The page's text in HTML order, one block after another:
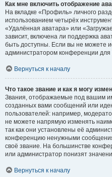
Как мне включить отображение
На вкладке «Профиль» личного
использованием четырёх
«Удалённая аватара» или
зависит, включена ли поддержка
быть доступны. Если вы не можете
администратором конференции
Вернуться к началу
Что такое звание и как я могу
Звания, отображаемые под вашим
созданных вами сообщений или
пользователей: например,
не можете напрямую изменять
так как они установлены её
конференцию ненужными
своё звание. На большинстве
или администратор понизят
Вернуться к началу